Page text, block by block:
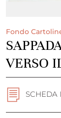
Fondo
VERSO
SCHEDA